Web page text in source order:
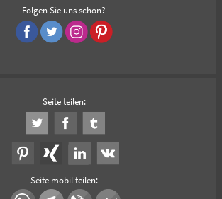
Folgen Sie uns schon?
Seite teilen:
Seite mobil teilen: